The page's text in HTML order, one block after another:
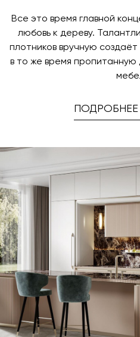
Все это время главной
любовь к дереву.
плотников вручную
в то же время